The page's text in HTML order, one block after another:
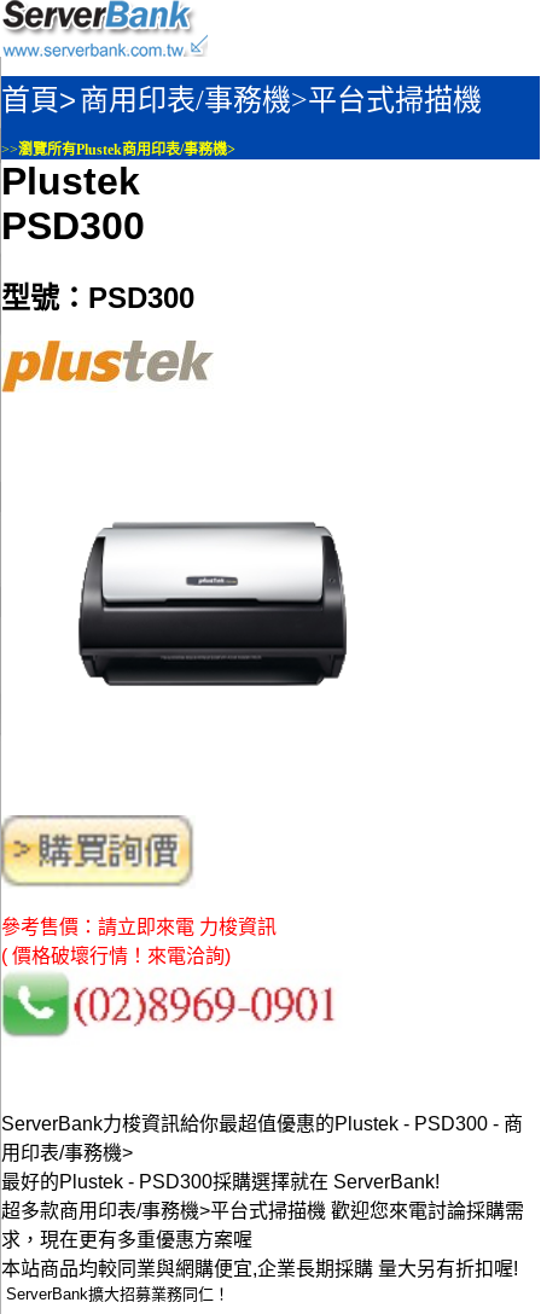
首頁>商用印表/事務機>平台式掃描機
>>瀏覽所有Plustek商用印表/事務機>
Plustek
PSD300
型號：PSD300
參考售價：請立即來電 力梭資訊
( 價格破壞行情！來電洽詢)
ServerBank力梭資訊給你最超值優惠的Plustek - PSD300 - 商
用印表/事務機>
最好的Plustek - PSD300採購選擇就在 ServerBank!
超多款商用印表/事務機>平台式掃描機 歡迎您來電討論採購需
求，現在更有多重優惠方案喔
本站商品均較同業與網購便宜,企業長期採購 量大另有折扣喔!
ServerBank擴大招募業務同仁！